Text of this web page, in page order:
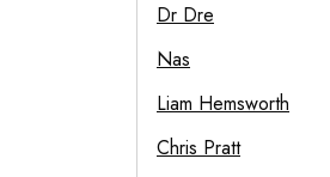
Dr Dre
Nas
Liam Hemsworth
Chris Pratt